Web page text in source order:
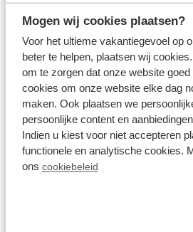
Mogen wij cookies plaatsen?
Voor het ultieme vakantiegevoel op
beter te helpen, plaatsen wij
om te zorgen dat onze website
cookies om onze website elke dag
maken. Ook plaatsen we
persoonlijke content en
Indien u kiest voor niet accepteren
functionele en analytische cookies.
ons cookiebeleid
ist es ratsam, für reichlich
Packen Sie daher das
ein, damit die ganze Familie
Ihrem Hund in vollen Zügen
Tipp 4 - Schaffen
privaten Bereich